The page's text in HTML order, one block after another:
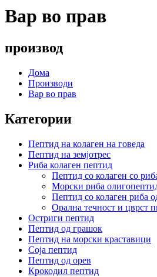
Вар во прав
производ
Дома
Производи
Вар во прав
Категории
Пептид на колаген на говеда
Пептид на земјотрес
Риба колаген пептид
Пептид со колаген со
Морски риба
Пептид со колаген риба
Орална течност и цврст
Остриги пептид
Пептид од грашок
Пептид на морски краставици
Соја пептид
Пептид од орев
Крокодил пептид